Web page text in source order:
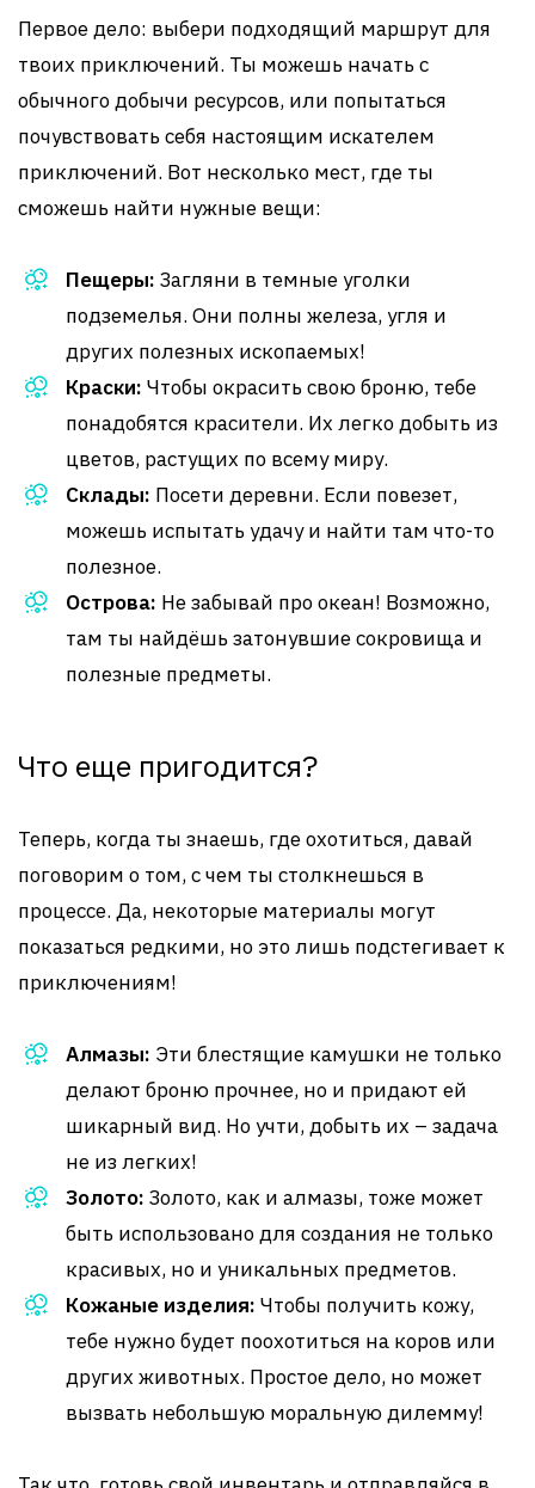
Первое дело: выбери подходящий маршрут для
твоих приключений. Ты можешь начать с
обычного добычи ресурсов, или попытаться
почувствовать себя настоящим искателем
приключений. Вот несколько мест, где ты
сможешь найти нужные вещи:
Пещеры: Загляни в темные уголки
подземелья. Они полны железа, угля и
других полезных ископаемых!
Краски: Чтобы окрасить свою броню, тебе
понадобятся красители. Их легко добыть из
цветов, растущих по всему миру.
Склады: Посети деревни. Если повезет,
можешь испытать удачу и найти там что-то
полезное.
Острова: Не забывай про океан! Возможно,
там ты найдёшь затонувшие сокровища и
полезные предметы.
Что еще пригодится?
Теперь, когда ты знаешь, где охотиться, давай
поговорим о том, с чем ты столкнешься в
процессе. Да, некоторые материалы могут
показаться редкими, но это лишь подстегивает к
приключениям!
Алмазы: Эти блестящие камушки не только
делают броню прочнее, но и придают ей
шикарный вид. Но учти, добыть их – задача
не из легких!
Золото: Золото, как и алмазы, тоже может
быть использовано для создания не только
красивых, но и уникальных предметов.
Кожаные изделия: Чтобы получить кожу,
тебе нужно будет поохотиться на коров или
других животных. Простое дело, но может
вызвать небольшую моральную дилемму!